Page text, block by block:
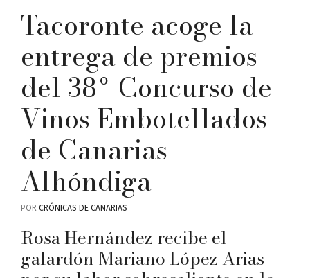
Tacoronte acoge la
entrega de premios
del 38º Concurso de
Vinos Embotellados
de Canarias
Alhóndiga
POR CRÓNICAS DE CANARIAS
Rosa Hernández recibe el
galardón Mariano López Arias